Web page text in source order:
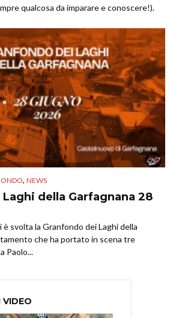
qualcosa da imparare e conoscere!).
, NEWS
della Garfagnana 28
svolta la Granfondo dei Laghi della
che ha portato in scena tre
Paolo...
VIDEO